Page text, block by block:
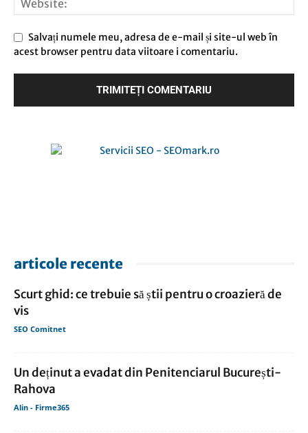
Salvați numele meu, adresa de e-mail și site-ul web în
acest browser pentru data viitoare i comentariu.
articole recente
Scurt ghid: ce trebuie să știi pentru o croazieră de
vis
SEO Comitnet
Un deținut a evadat din Penitenciarul București-
Rahova
Alin - Firme365